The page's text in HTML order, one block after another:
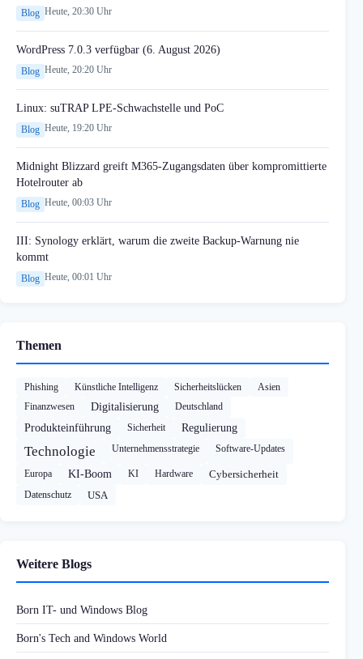
Blog Heute, 20:30 Uhr
WordPress 7.0.3 verfügbar (6. August 2026)
Blog Heute, 20:20 Uhr
Linux: suTRAP LPE-Schwachstelle und PoC
Blog Heute, 19:20 Uhr
Midnight Blizzard greift M365-Zugangsdaten über kompromittierte
Hotelrouter ab
Blog Heute, 00:03 Uhr
III: Synology erklärt, warum die zweite Backup-Warnung nie
kommt
Blog Heute, 00:01 Uhr
Themen
Phishing Künstliche Intelligenz Sicherheitslücken
Asien
Finanzwesen
Digitalisierung Deutschland
Produkteinführung Sicherheit Regulierung
Technologie Unternehmensstrategie Software-Updates
Europa KI-Boom KI Hardware Cybersicherheit
Datenschutz USA
Weitere Blogs
Born IT- und Windows Blog
Born's Tech and Windows World